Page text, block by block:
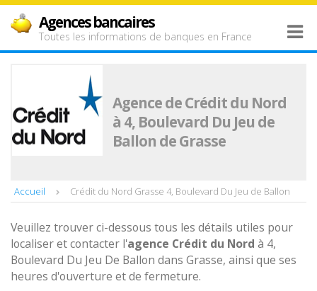
Agences bancaires
Toutes les informations de banques en France
Agence de Crédit du Nord
à 4, Boulevard Du Jeu de
Ballon de Grasse
Accueil Crédit du Nord Grasse 4, Boulevard Du Jeu de Ballon
Veuillez trouver ci-dessous tous les détails utiles pour
localiser et contacter l'agence Crédit du Nord à 4,
Boulevard Du Jeu De Ballon dans Grasse, ainsi que ses
heures d'ouverture et de fermeture.